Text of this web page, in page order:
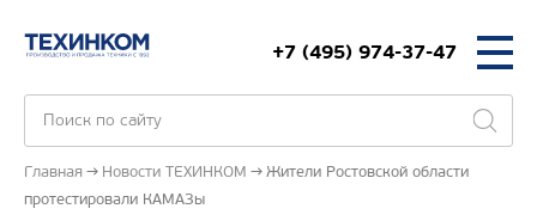
+7 (495) 974-37-47
Главная Новости ТЕХИНКОМ
Жители Ростовской области
протестировали КАМАЗы